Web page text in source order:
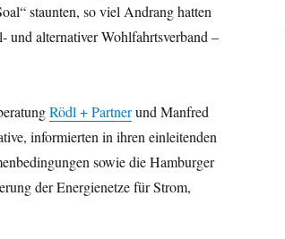
staunten, so viel Andrang hatten
und alternativer Wohlfahrtsverband –
Rödl + Partnerund Manfred
informierten in ihren einleitenden
sowie die Hamburger
der Energienetze für Strom,